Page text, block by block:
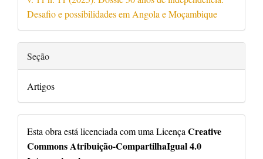
Desafio e possibilidades em Angola e Moçambique
Seção
Artigos
Esta obra está licenciada com uma Licença Creative
Commons Atribuição-CompartilhaIgual 4.0